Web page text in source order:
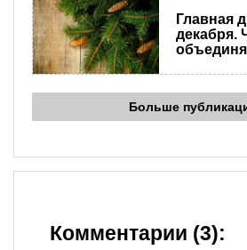
Главная
декабря.
Больше
Комментарии (3):